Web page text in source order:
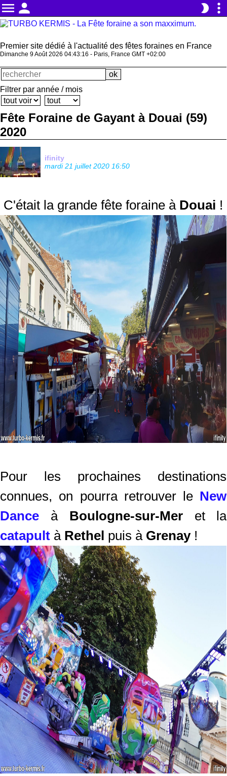
menu person brightness_2 more_vert
Premier site dédié à l'actualité des fêtes foraines en France
Dimanche 9 Août 2026 04:43:17 - Paris, France GMT +02:00
Filtrer par année / mois
Fête Foraine de Gayant à Douai (59)
2020
ifinity
mardi 21 juillet 2020 16:50
C'était la grande fête foraine àDouai !
Pour les prochaines destinations
connues, on pourra retrouver le New
Dance à Boulogne-sur-Meret la
catapult à Rethel puis à Grenay !